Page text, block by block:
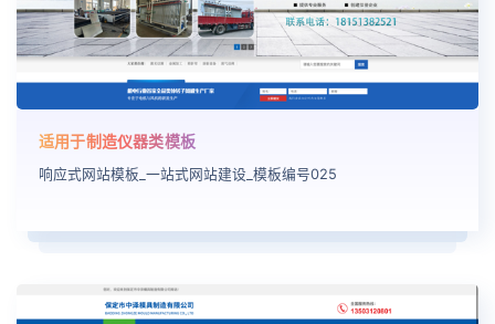
适用于制造仪器类模板
响应式网站模板_一站式网站建设_模板编号025